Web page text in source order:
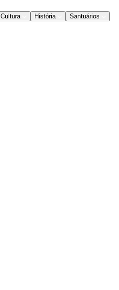
Cultura História
Santuários